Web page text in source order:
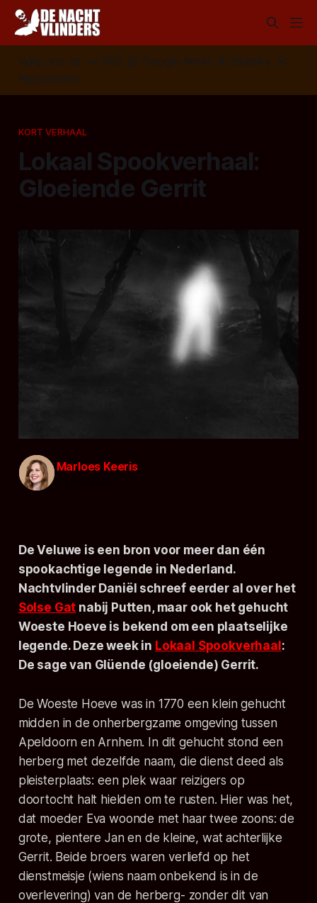
Volg ons op: 📣 RSS 📰 Google News 🦋 Bluesky
✉️
Nieuwsbrief
KORT VERHAAL
Lokaal Spookverhaal:
Gloeiende Gerrit
Marloes Keeris
De Veluwe is een bron voor meer dan één
spookachtige legende in Nederland.
Nachtvlinder Daniël schreef eerder al over het
Solse Gat nabij Putten, maar ook het gehucht
Woeste Hoeve is bekend om een plaatselijke
legende. Deze week in Lokaal Spookverhaal:
De sage van Glüende (gloeiende) Gerrit.
De Woeste Hoeve was in 1770 een klein gehucht
midden in de onherbergzame omgeving tussen
Apeldoorn en Arnhem. In dit gehucht stond een
herberg met dezelfde naam, die dienst deed als
pleisterplaats: een plek waar reizigers op
doortocht halt hielden om te rusten. Hier was het,
dat moeder Eva woonde met haar twee zoons: de
grote, pientere Jan en de kleine, wat achterlijke
Gerrit. Beide broers waren verliefd op het
dienstmeisje (wiens naam onbekend is in de
overlevering) van de herberg- zonder dit van